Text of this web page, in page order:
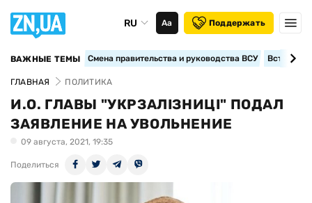
RU Аа Поддержать
ВАЖНЫЕ ТЕМЫ Смена правительства и руководства ВСУ
ГЛАВНАЯ ПОЛИТИКА
И.О. ГЛАВЫ "УКРЗАЛІЗНИЦІ" ПОДАЛ
ЗАЯВЛЕНИЕ НА УВОЛЬНЕНИЕ
09 августа, 2021, 19:35
Поделиться